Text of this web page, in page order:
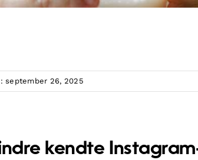
september 26, 2025
kendte